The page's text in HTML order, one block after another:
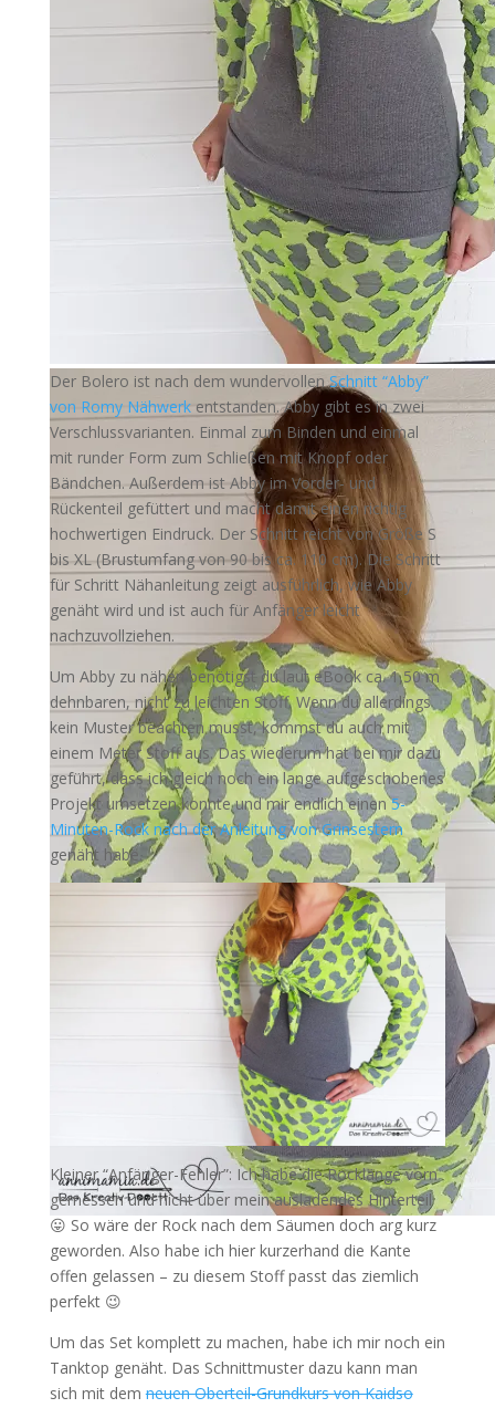
Der Bolero ist nach dem wundervollenSchnitt “Abby”
von Romy Nähwerkentstanden. Abby gibt es in zwei
Verschlussvarianten. Einmal zum Binden und einmal
mit runder Form zum Schließen mit Knopf oder
Bändchen. Außerdem ist Abby im Vorder- und
Rückenteil gefüttert und macht damit einen richtig
hochwertigen Eindruck. Der Schnitt reicht von Größe S
bis XL (Brustumfang von 90 bis ca. 110 cm). Die Schritt
für Schritt Nähanleitung zeigt ausführlich, wie Abby
genäht wird und ist auch für Anfänger leicht
nachzuvollziehen.
Um Abby zu nähen benötigst du laut eBook ca. 1,50 m
dehnbaren, nicht zu leichten Stoff. Wenn du allerdings
kein Muster beachten musst, kommst du auch mit
einem Meter Stoff aus. Das wiederum hat bei mir dazu
geführt, dass ich gleich noch ein lange aufgeschobenes
Projekt umsetzen konnte und mir endlich einen5-
Minuten-Rock nach der Anleitung von Grinsestern
genäht habe.
Kleiner “Anfänger-Fehler”: Ich habe die Rocklänge vorn
gemessen und nicht über mein ausladendes Hinterteil
😛 So wäre der Rock nach dem Säumen doch arg kurz
geworden. Also habe ich hier kurzerhand die Kante
offen gelassen – zu diesem Stoff passt das ziemlich
perfekt 😉
Um das Set komplett zu machen, habe ich mir noch ein
Tanktop genäht. Das Schnittmuster dazu kann man
sich mit demneuen Oberteil-Grundkurs von Kaidso